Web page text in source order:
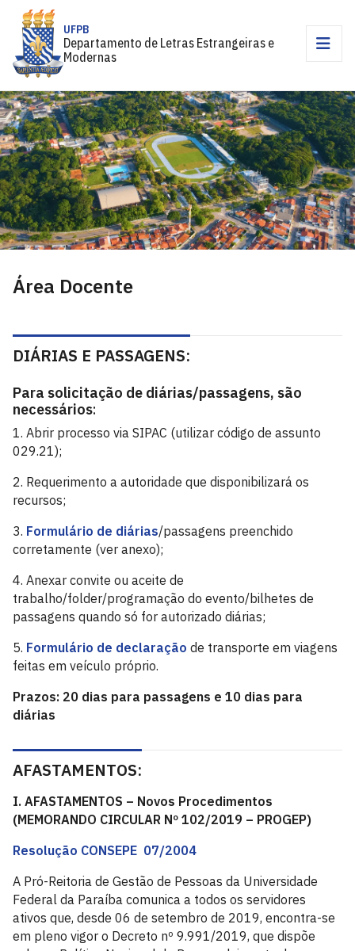
UFPB
Departamento de Letras Estrangeiras e
Modernas
Área Docente
DIÁRIAS E PASSAGENS:
Para solicitação de diárias/passagens, são
necessários:
1. Abrir processo via SIPAC (utilizar código de assunto
029.21);
2. Requerimento a autoridade que disponibilizará os
recursos;
3. Formulário de diárias/passagens preenchido
corretamente (ver anexo);
4. Anexar convite ou aceite de
trabalho/folder/programação do evento/bilhetes de
passagens quando só for autorizado diárias;
5. Formulário de declaração de transporte em viagens
feitas em veículo próprio.
Prazos: 20 dias para passagens e 10 dias para
diárias
AFASTAMENTOS:
I. AFASTAMENTOS – Novos Procedimentos
(MEMORANDO CIRCULAR Nº 102/2019 – PROGEP)
Resolução CONSEPE 07/2004
A Pró-Reitoria de Gestão de Pessoas da Universidade
Federal da Paraíba comunica a todos os servidores
ativos que, desde 06 de setembro de 2019, encontra-se
em pleno vigor o Decreto nº 9.991/2019, que dispõe